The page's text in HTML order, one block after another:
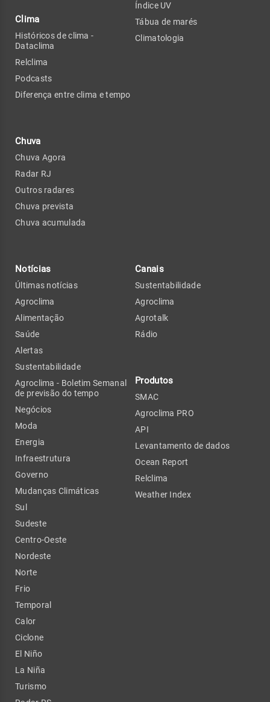
Clima
Históricos de clima -
Dataclima
Relclima
Podcasts
Diferença entre clima e tempo
Chuva
Chuva Agora
Radar RJ
Outros radares
Chuva prevista
Chuva acumulada
Índice UV
Tábua de marés
Climatologia
Notícias
Últimas notícias
Agroclima
Alimentação
Saúde
Alertas
Sustentabilidade
Agroclima - Boletim Semanal
de previsão do tempo
Negócios
Moda
Energia
Infraestrutura
Governo
Mudanças Climáticas
Sul
Sudeste
Centro-Oeste
Nordeste
Norte
Frio
Temporal
Calor
Ciclone
El Niño
La Niña
Turismo
Canais
Sustentabilidade
Agroclima
Agrotalk
Rádio
Produtos
SMAC
Agroclima PRO
API
Levantamento de dados
Ocean Report
Relclima
Weather Index